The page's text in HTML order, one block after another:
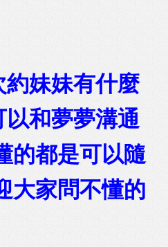
約妹妹有什麼
和夢夢溝通
的都是可以隨
大家問不懂的